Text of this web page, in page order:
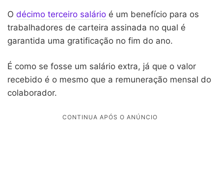
O décimo terceiro salário é um benefício para os
trabalhadores de carteira assinada no qual é
garantida uma gratificação no fim do ano.
É como se fosse um salário extra, já que o valor
recebido é o mesmo que a remuneração mensal do
colaborador.